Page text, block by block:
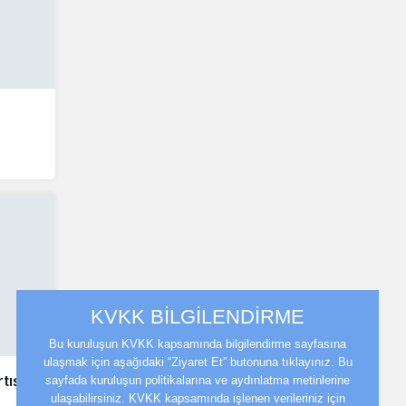
KVKK BİLGİLENDİRME
Bu kuruluşun KVKK kapsamında bilgilendirme sayfasına
ulaşmak için aşağıdaki “Ziyaret Et” butonuna tıklayınız. Bu
sayfada kuruluşun politikalarına ve aydınlatma metinlerine
ulaşabilirsiniz. KVKK kapsamında işlenen verileriniz için